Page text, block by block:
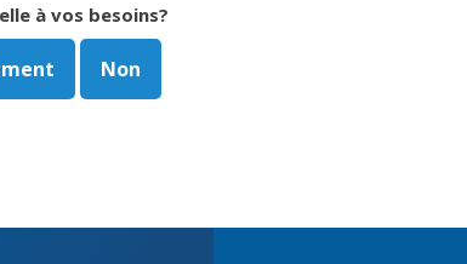
à vos besoins?
Non